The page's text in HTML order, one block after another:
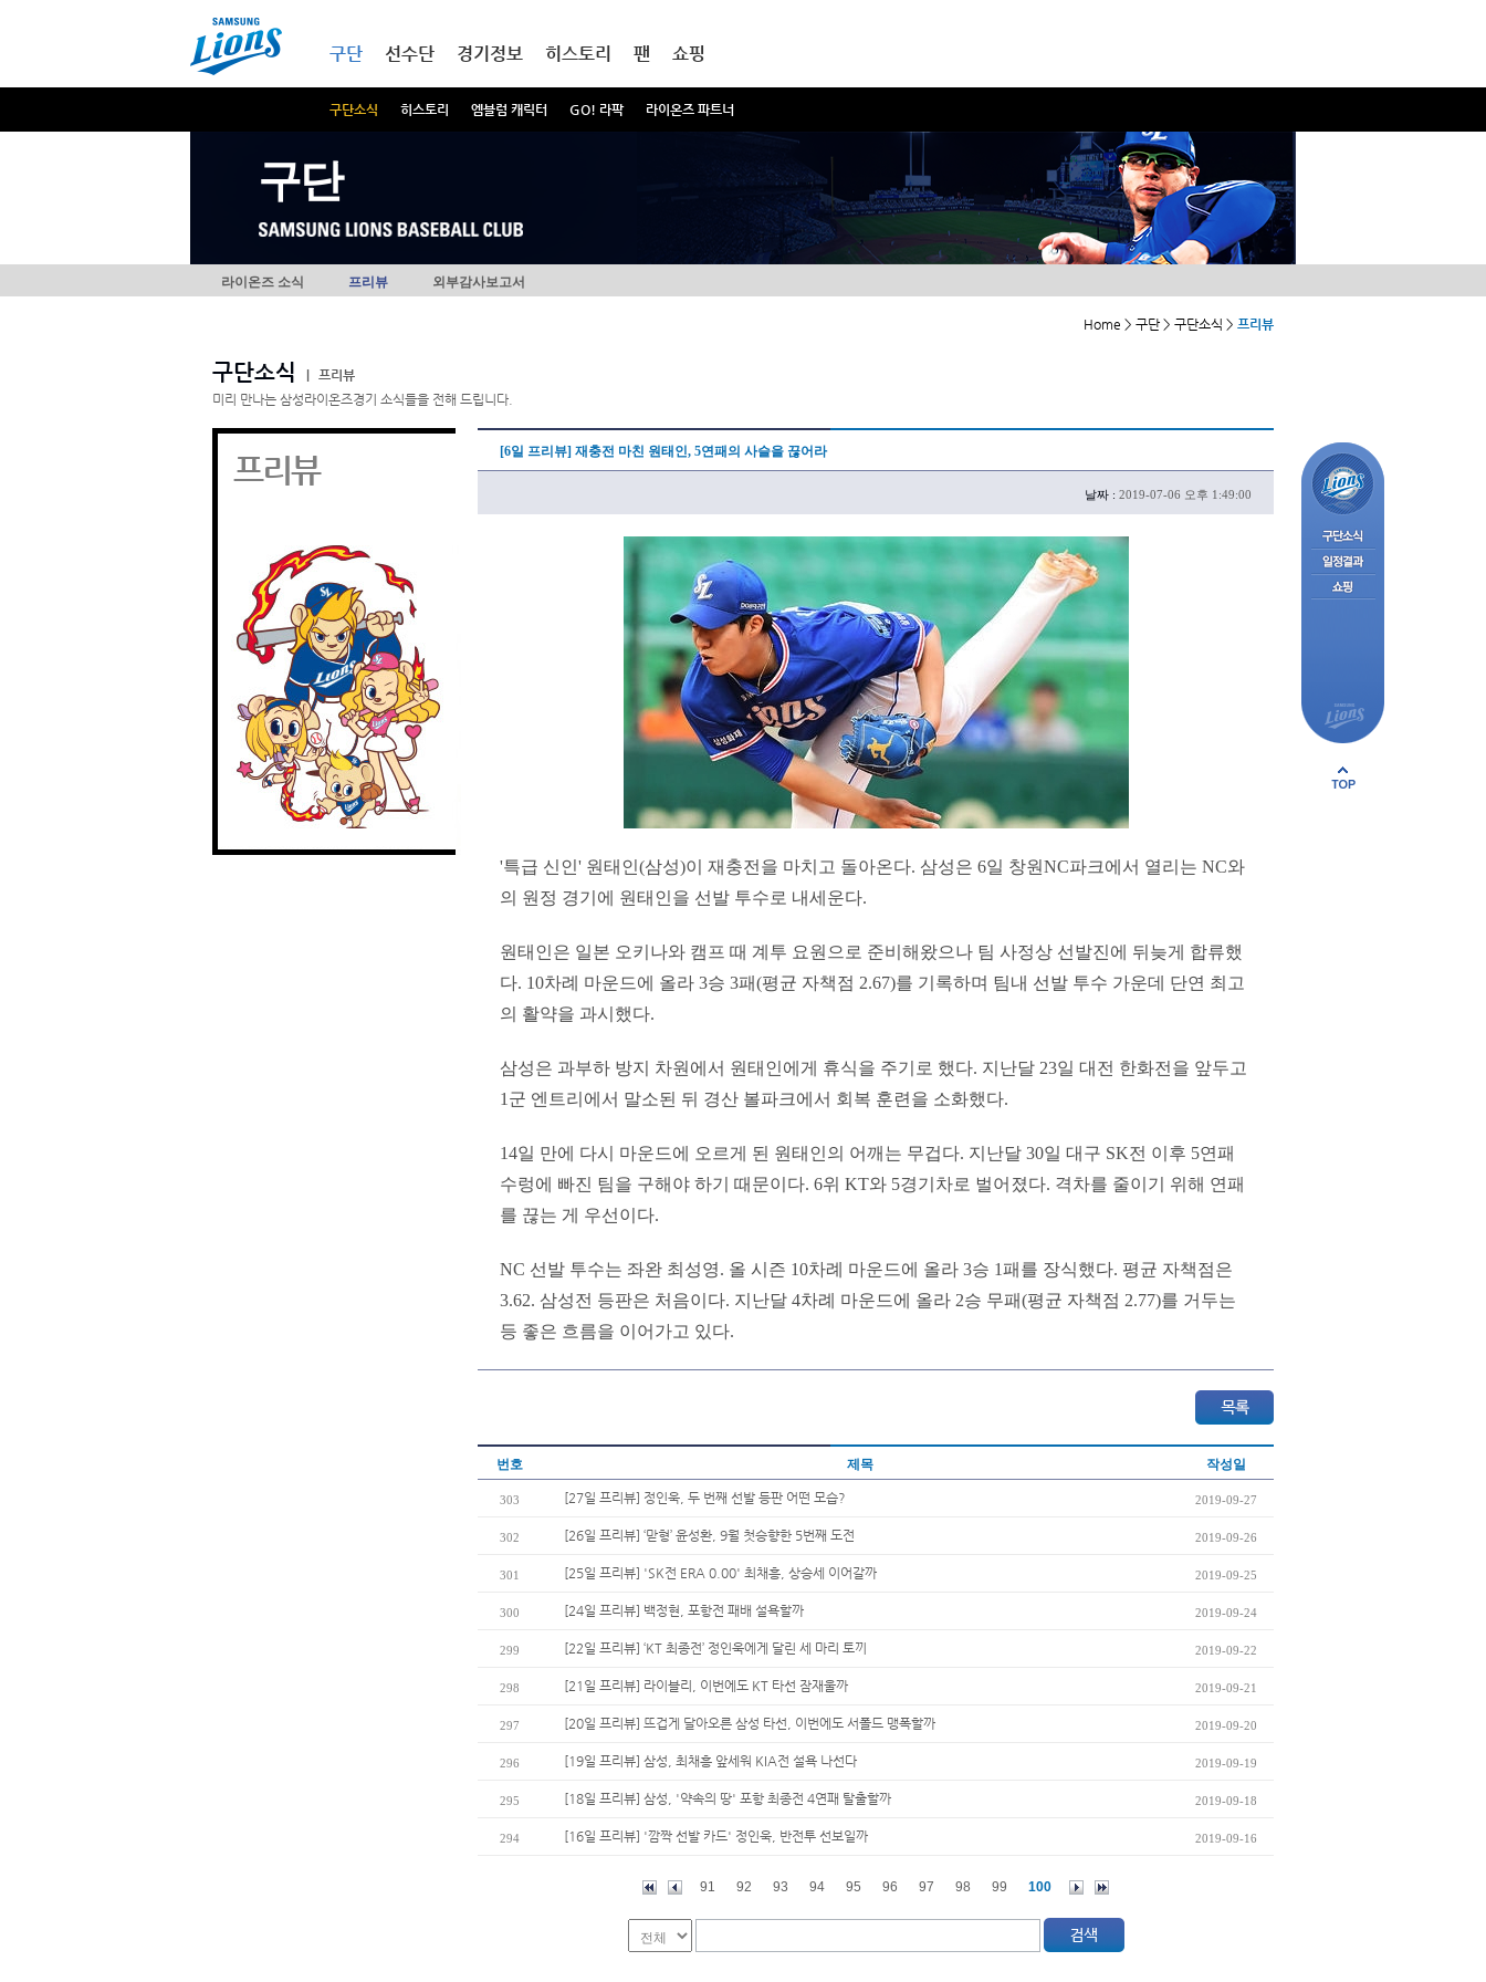
구단
구단소식 히스토리 엠블럼 캐릭터 GO! 라팍 라이온즈 파트너
선수단 경기정보 히스토리 팬 쇼핑
구단
라이온즈 소식 프리뷰 외부감사보고서
Home > 구단 > 구단소식 > 프리뷰
구단소식
프리뷰
미리 만나는 삼성라이온즈경기 소식들을 전해 드립니다.
프리뷰 [6일 프리뷰] 재충전 마친 원태인, 5연패의 사슬을 끊어라
날짜 : 2019-07-06 오후 1:49:00
'특급 신인' 원태인(삼성)이 재충전을 마치고 돌아온다. 삼성은 6일 창원NC파크에서 열리는 NC와
의 원정 경기에 원태인을 선발 투수로 내세운다.
원태인은 일본 오키나와 캠프 때 계투 요원으로 준비해왔으나 팀 사정상 선발진에 뒤늦게 합류했
다. 10차례 마운드에 올라 3승 3패(평균 자책점 2.67)를 기록하며 팀내 선발 투수 가운데 단연 최고
의 활약을 과시했다.
삼성은 과부하 방지 차원에서 원태인에게 휴식을 주기로 했다. 지난달 23일 대전 한화전을 앞두고
1군 엔트리에서 말소된 뒤 경산 볼파크에서 회복 훈련을 소화했다.
14일 만에 다시 마운드에 오르게 된 원태인의 어깨는 무겁다. 지난달 30일 대구 SK전 이후 5연패
수렁에 빠진 팀을 구해야 하기 때문이다. 6위 KT와 5경기차로 벌어졌다. 격차를 줄이기 위해 연패
를 끊는 게 우선이다.
NC 선발 투수는 좌완 최성영. 올 시즌 10차례 마운드에 올라 3승 1패를 장식했다. 평균 자책점은
3.62. 삼성전 등판은 처음이다. 지난달 4차례 마운드에 올라 2승 무패(평균 자책점 2.77)를 거두는
등 좋은 흐름을 이어가고 있다.
번호 제목 작성일
303 [27일 프리뷰] 정인욱, 두 번째 선발 등판 어떤 모습? 2019-09-27
302 [26일 프리뷰] ‘맏형’ 윤성환, 9월 첫승향한 5번째 도전 2019-09-26
301 [25일 프리뷰] 'SK전 ERA 0.00' 최채흥, 상승세 이어갈까 2019-09-25
300 [24일 프리뷰] 백정현, 포항전 패배 설욕할까 2019-09-24
299 [22일 프리뷰] ‘KT 최종전’ 정인욱에게 달린 세 마리 토끼 2019-09-22
298 [21일 프리뷰] 라이블리, 이번에도 KT 타선 잠재울까 2019-09-21
297 [20일 프리뷰] 뜨겁게 달아오른 삼성 타선, 이번에도 서폴드 맹폭할까 2019-09-20
296 [19일 프리뷰] 삼성, 최채흥 앞세워 KIA전 설욕 나선다 2019-09-19
295 [18일 프리뷰] 삼성, '약속의 땅' 포항 최종전 4연패 탈출할까 2019-09-18
294 [16일 프리뷰] '깜짝 선발 카드' 정인욱, 반전투 선보일까 2019-09-16
91 92 93 94 95 96 97 98 99 100